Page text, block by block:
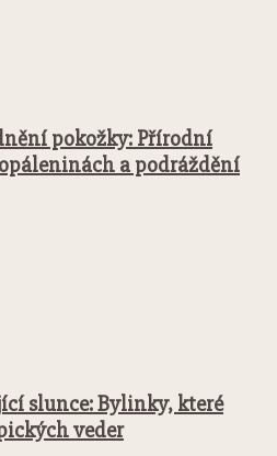
pokožky: Přírodní
a podráždění
slunce: Bylinky, které
veder